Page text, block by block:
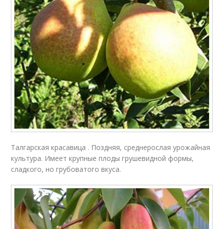
Талгарская красавица . Поздняя, среднерослая урожайная
культура. Имеет крупные плоды грушевидной формы,
сладкого, но грубоватого вкуса.